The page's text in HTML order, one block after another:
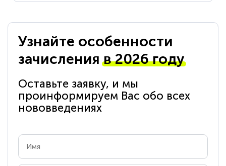
Узнайте особенности
зачисленияв 2026 году
Оставьте заявку, и мы
проинформируем Вас обо всех
нововведениях